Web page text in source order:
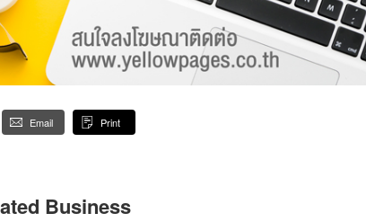
Email Print
Business